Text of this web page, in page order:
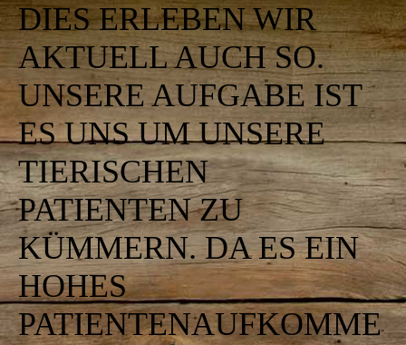
DIES ERLEBEN WIR
AKTUELL AUCH SO.
UNSERE AUFGABE IST
ES UNS UM UNSERE
TIERISCHEN
PATIENTEN ZU
KÜMMERN. DA ES EIN
HOHES
PATIENTENAUFKOMME